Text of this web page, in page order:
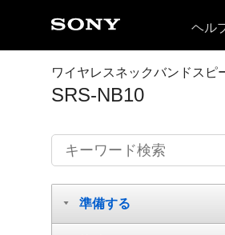
ヘル
ワイヤレスネックバンドスピ
SRS-NB10
準備する